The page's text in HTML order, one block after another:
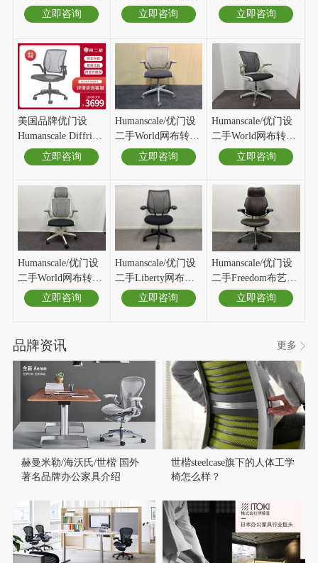
椅网布转椅办公椅
电脑椅白
立即咨询
办公椅人体工学椅
灰
立即咨询
老板椅 电竞椅办公
椅家用转椅 现货
立即咨询
美国品牌优门设
Humanscale Diffrient
World人体工学椅电
脑椅办公椅 自适应
立即咨询
Humanscale/优门设
二手World网布转椅
办公椅灰立即咨询
Humanscale/优门设
二手World网布转椅
办公椅白立即咨询
Humanscale/优门设
二手World网布转椅
办公椅人体工学椅
白
立即咨询
Humanscale/优门设
二手Liberty网布转
椅办公椅人体工学
椅黑
立即咨询
Humanscale/优门设
二手Freedom布艺转
椅办公椅黑
立即咨询
品牌资讯 更多
赫曼米勒/海沃氏/世楷 国外
著名品牌办公家具介绍
世楷steelcase旗下的人体工学
椅怎么样？